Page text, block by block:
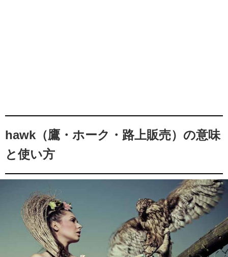
hawk（鷹・ホーク・路上販売）の意味
と使い方